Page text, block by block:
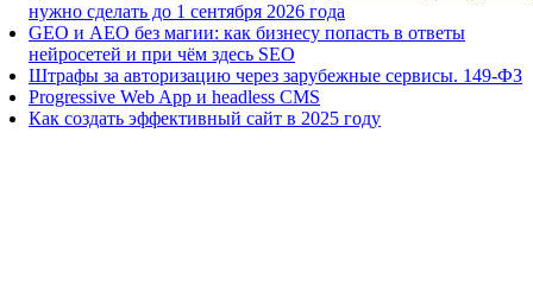
нужно сделать до 1 сентября 2026 года
GEO и AEO без магии: как бизнесу попасть в ответы
нейросетей и при чём здесь SEO
Штрафы за авторизацию через зарубежные сервисы. 149-ФЗ
Progressive Web App и headless CMS
Как создать эффективный сайт в 2025 году